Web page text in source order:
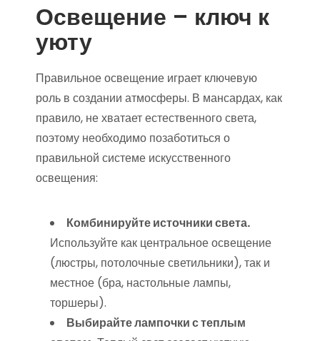
Освещение – ключ к
уюту
Правильное освещение играет ключевую
роль в создании атмосферы. В мансардах, как
правило, не хватает естественного света,
поэтому необходимо позаботиться о
правильной системе искусственного
освещения:
Комбинируйте источники света.
Используйте как центральное освещение
(люстры, потолочные светильники), так и
местное (бра, настольные лампы,
торшеры).
Выбирайте лампочки с теплым